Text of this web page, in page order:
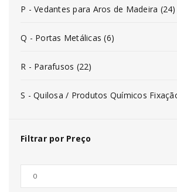
P - Vedantes para Aros de Madeira (24)
Q - Portas Metálicas (6)
R - Parafusos (22)
S - Quilosa / Produtos Químicos
Filtrar por Preço